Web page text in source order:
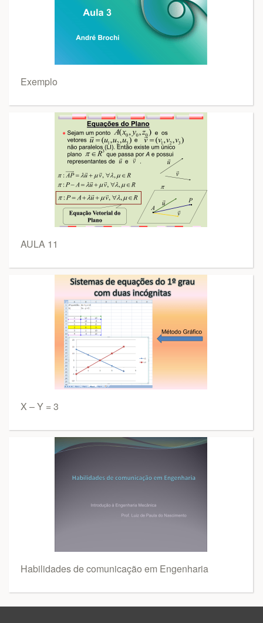
Exemplo
AULA 11
X – Y = 3
Habilidades de comunicação em Engenharia